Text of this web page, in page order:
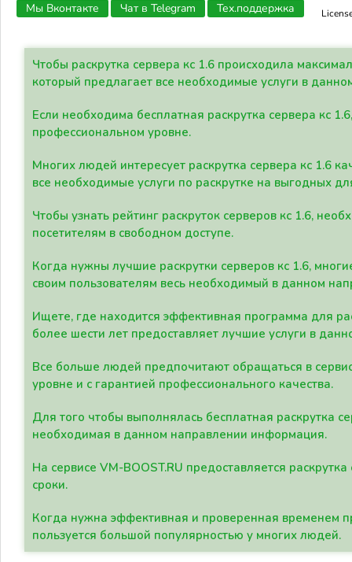
Мы Вконтакте Чат в Telegram Тех.поддержка
Чтобы раскрутка сервера кс 1.6 происходила
который предлагает все необходимые услуги в
Если необходима бесплатная раскрутка сервера кс
профессиональном уровне.
Многих людей интересует раскрутка сервера кс 1.6
все необходимые услуги по раскрутке на выгодных
Чтобы узнать рейтинг раскруток серверов кс 1.6,
посетителям в свободном доступе.
Когда нужны лучшие раскрутки серверов кс 1.6,
своим пользователям весь необходимый в данном
Ищете, где находится эффективная программа для
более шести лет предоставляет лучшие услуги в
Все больше людей предпочитают обращаться в
уровне и с гарантией профессионального качества.
Для того чтобы выполнялась бесплатная раскрутка
необходимая в данном направлении информация.
На сервисе VM-BOOST.RU предоставляется
сроки.
Когда нужна эффективная и проверенная временем
пользуется большой популярностью у многих людей.